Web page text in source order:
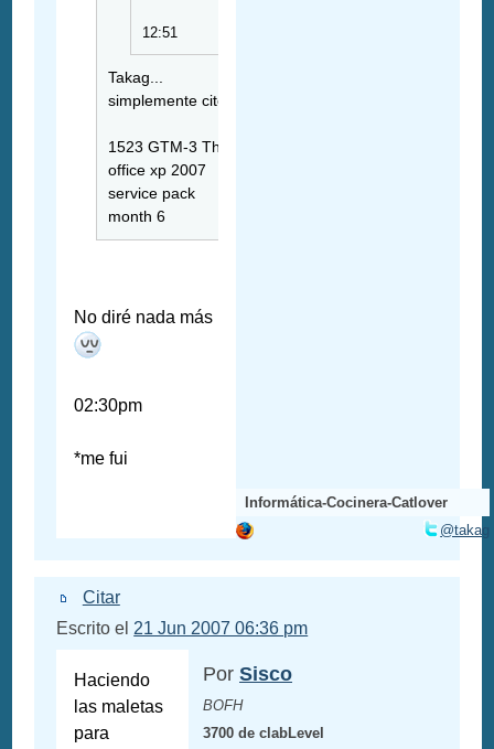
12:51
Takag...
simplemente cito.
1523 GTM-3 The
office xp 2007
service pack
month 6
No diré nada más
02:30pm
*me fui
Informática-Cocinera-Catlover
@takag
Citar
Escrito el 21 Jun 2007 06:36 pm
Haciendo
las maletas
para
Por Sisco
BOFH
3700 de clabLevel